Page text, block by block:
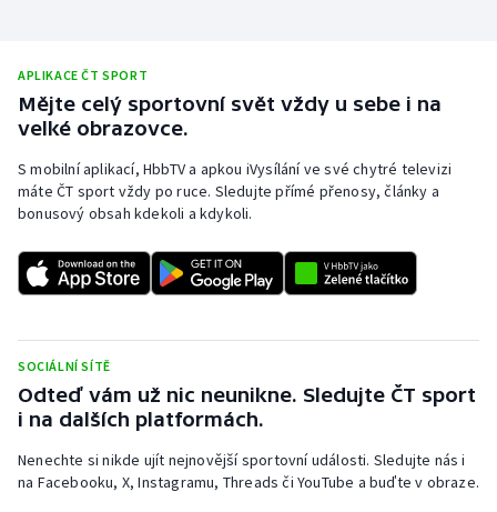
APLIKACE ČT SPORT
Mějte celý sportovní svět vždy u sebe i na
velké obrazovce.
S mobilní aplikací, HbbTV a apkou iVysílání ve své chytré televizi
máte ČT sport vždy po ruce. Sledujte přímé přenosy, články a
bonusový obsah kdekoli a kdykoli.
SOCIÁLNÍ SÍTĚ
Odteď vám už nic neunikne. Sledujte ČT sport
i na dalších platformách.
Nenechte si nikde ujít nejnovější sportovní události. Sledujte nás i
na Facebooku, X, Instagramu, Threads či YouTube a buďte v obraze.